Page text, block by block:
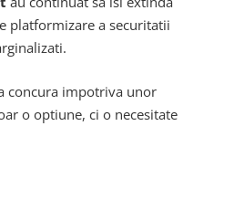
platformizare a securitatii
concura impotriva unor
o optiune, ci o necesitate